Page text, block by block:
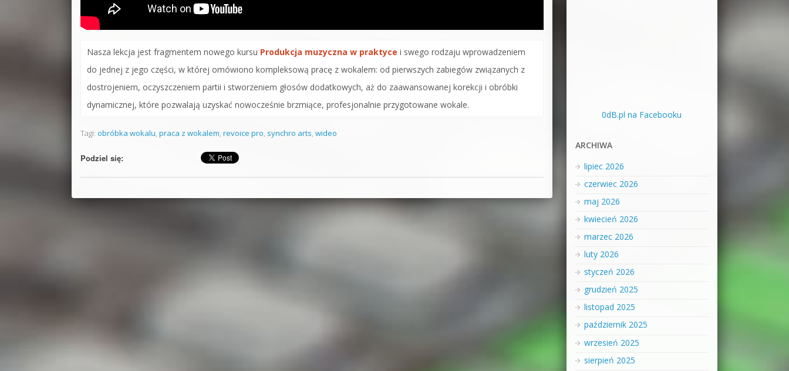
Nasza lekcja jest fragmentem nowego kursu Produkcja muzyczna w praktyce i swego rodzaju wprowadzeniem
do jednej z jego części, w której omówiono kompleksową pracę z wokalem: od pierwszych zabiegów związanych z
dostrojeniem, oczyszczeniem partii i stworzeniem głosów dodatkowych, aż do zaawansowanej korekcji i obróbki
dynamicznej, które pozwalają uzyskać nowocześnie brzmiące, profesjonalnie przygotowane wokale.
Tagi: obróbka wokalu, praca z wokalem, revoice pro, synchro arts, wideo
Podziel się:
0dB.pl na Facebooku
ARCHIWA
lipiec 2026
czerwiec 2026
maj 2026
kwiecień 2026
marzec 2026
luty 2026
styczeń 2026
grudzień 2025
listopad 2025
październik 2025
wrzesień 2025
sierpień 2025